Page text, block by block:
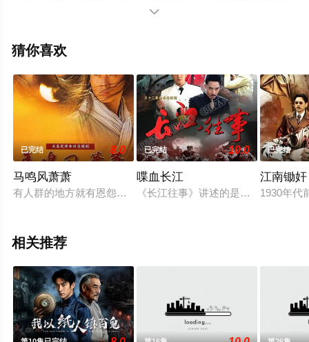
的大陆电视剧，大结局剧情已揭晓（第24集已完结），手
网，更多相关信息可移步至豆瓣电视剧、电视猫或剧情网

猜你喜欢
已完结 8.0
马鸣风萧萧
有人群的地方就有恩怨，有恩怨就是江湖，在江湖欠了债，终归
已完结 10.0
喋血长江
《长江往事》讲述的是民国初期，
已完结
江南锄奸
1930年代
相关推荐